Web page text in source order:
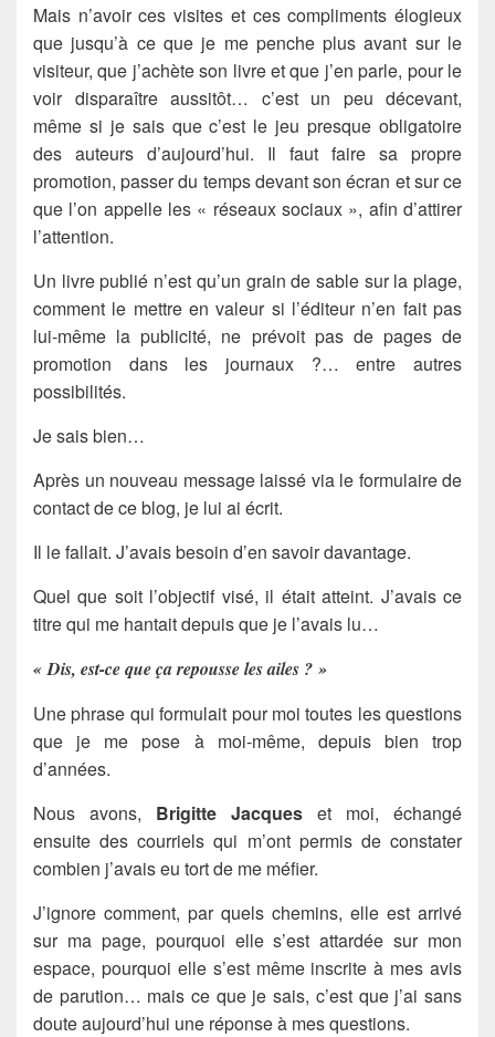
Mais n’avoir ces visites et ces compliments élogieux
que jusqu’à ce que je me penche plus avant sur le
visiteur, que j’achète son livre et que j’en parle, pour le
voir disparaître aussitôt… c’est un peu décevant,
même si je sais que c’est le jeu presque obligatoire
des auteurs d’aujourd’hui. Il faut faire sa propre
promotion, passer du temps devant son écran et sur ce
que l’on appelle les « réseaux sociaux », afin d’attirer
l’attention.
Un livre publié n’est qu’un grain de sable sur la plage,
comment le mettre en valeur si l’éditeur n’en fait pas
lui-même la publicité, ne prévoit pas de pages de
promotion dans les journaux ?… entre autres
possibilités.
Je sais bien…
Après un nouveau message laissé via le formulaire de
contact de ce blog, je lui ai écrit.
Il le fallait. J’avais besoin d’en savoir davantage.
Quel que soit l’objectif visé, il était atteint. J’avais ce
titre qui me hantait depuis que je l’avais lu…
« Dis, est-ce que ça repousse les ailes ? »
Une phrase qui formulait pour moi toutes les questions
que je me pose à moi-même, depuis bien trop
d’années.
Nous avons, Brigitte Jacques et moi, échangé
ensuite des courriels qui m’ont permis de constater
combien j’avais eu tort de me méfier.
J’ignore comment, par quels chemins, elle est arrivé
sur ma page, pourquoi elle s’est attardée sur mon
espace, pourquoi elle s’est même inscrite à mes avis
de parution… mais ce que je sais, c’est que j’ai sans
doute aujourd’hui une réponse à mes questions.